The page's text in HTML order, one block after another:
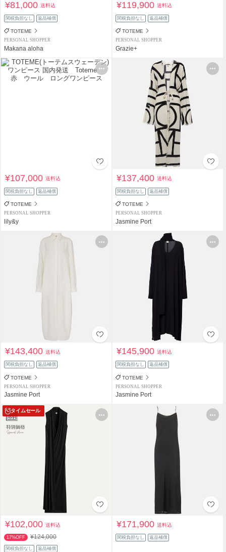
¥81,000送料込
関税負担なし 返品補償
TOTEME
PERSONAL SHOPPER
Makana aloha
¥119,900送料込
関税負担なし 返品補償
TOTEME
PERSONAL SHOPPER
Grazie+
¥107,000送料込
関税負担なし 返品補償
TOTEME
PERSONAL SHOPPER
lily&y
¥137,400送料込
関税負担なし 返品補償
TOTEME
PERSONAL SHOPPER
Jasmine Port
¥143,400送料込
関税負担なし 返品補償
TOTEME
PERSONAL SHOPPER
Jasmine Port
¥145,900送料込
関税負担なし 返品補償
TOTEME
PERSONAL SHOPPER
Jasmine Port
タイムセール
¥102,000送料込
17%OFF ¥124,000
関税負担なし 返品補償
¥171,900送料込
関税負担なし 返品補償